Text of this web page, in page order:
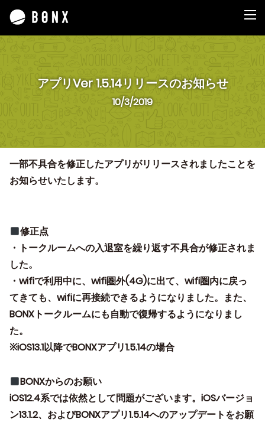
アプリVer 1.5.14リリースのお知らせ
10/3/2019
一部不具合を修正したアプリがリリースされましたことを
お知らせいたします。
修正点
・トークルームへの入退室を繰り返す不具合が修正されま
した。
・wifiで利用中に、wifi圏外(4G)に出て、wifi圏内に戻っ
てきても、wifiに再接続できるようになりました。また、
BONXトークルームにも自動で復帰するようになりまし
た。
※iOS13.1以降でBONXアプリ1.5.14の場合
BONXからのお願い
iOS12.4系では依然として問題がございます。iOSバージョ
ン13.1.2、およびBONXアプリ1.5.14へのアップデートをお願